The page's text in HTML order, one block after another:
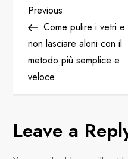
P
o
s
n
Previous
Post
Previous
Come pulire i vetri e
non lasciare aloni con il
metodo più semplice e
veloce
Leave a